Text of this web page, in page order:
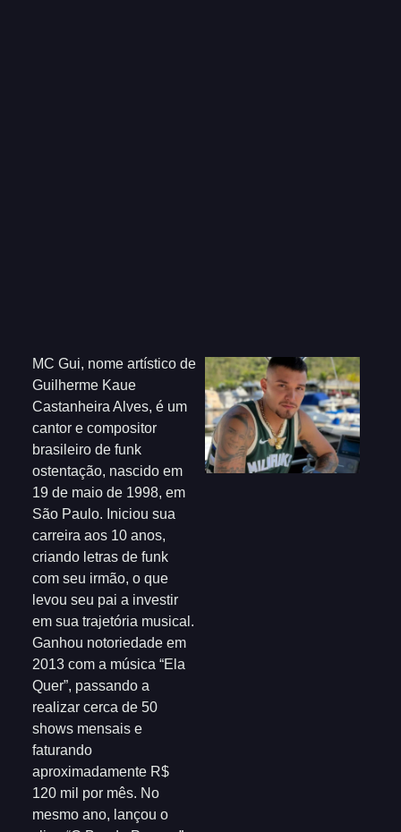
​MC Gui, nome artístico de
Guilherme Kaue
Castanheira Alves, é um
cantor e compositor
brasileiro de funk
ostentação, nascido em
19 de maio de 1998, em
São Paulo. Iniciou sua
carreira aos 10 anos,
criando letras de funk
com seu irmão, o que
levou seu pai a investir
em sua trajetória musical.
Ganhou notoriedade em
2013 com a música “Ela
Quer”, passando a
realizar cerca de 50
shows mensais e
faturando
aproximadamente R$
120 mil por mês. No
mesmo ano, lançou o